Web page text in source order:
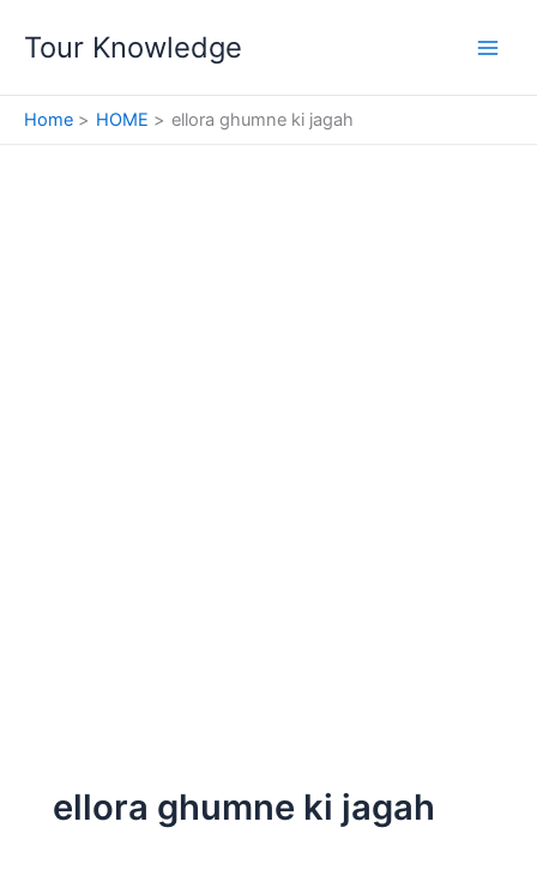
Tour Knowledge
Home HOME ellora ghumne ki jagah
ellora ghumne ki jagah